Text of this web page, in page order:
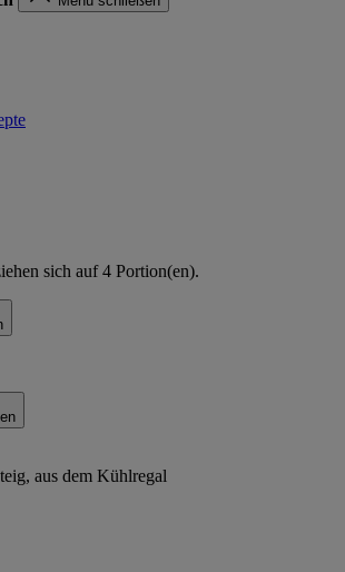
sich auf4 Portion(en).
aus dem Kühlregal